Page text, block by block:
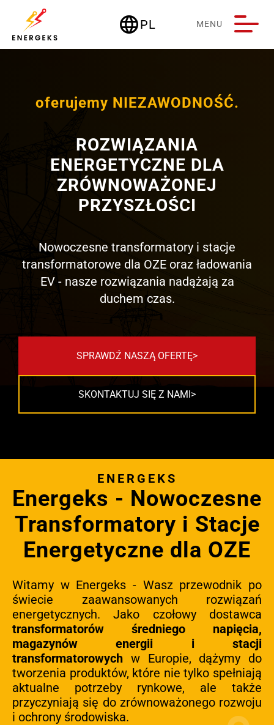
languagePL
Deutschland MENU
ROZWIĄZANIA
ENERGETYCZNE DLA
ZRÓWNOWAŻONEJ
PRZYSZŁOŚCI
oferujemy NIEZAWODNOŚĆ.
Nowoczesne transformatory i stacje
transformatorowe dla OZE oraz ładowania
EV - nasze rozwiązania nadążają za
duchem czas.
SPRAWDŹ NASZĄ OFERTĘ
SKONTAKTUJ SIĘ Z NAMI
ENERGEKS
Energeks - Nowoczesne
Transformatory i Stacje
Energetyczne dla OZE
Witamy w Energeks - Wasz przewodnik po
świecie zaawansowanych rozwiązań
energetycznych. Jako czołowy dostawca
transformatorów średniego napięcia,
magazynów energii i stacji
transformatorowych w Europie, dążymy do
tworzenia produktów, które nie tylko spełniają
aktualne potrzeby rynkowe, ale także
przyczyniają się do zrównoważonego rozwoju
i ochrony środowiska.